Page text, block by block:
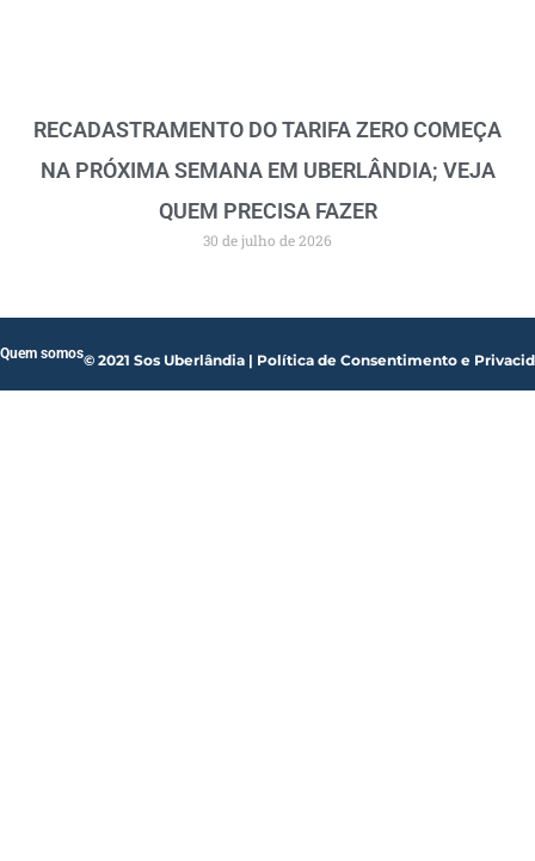
RECADASTRAMENTO DO TARIFA ZERO COMEÇA
NA PRÓXIMA SEMANA EM UBERLÂNDIA; VEJA
QUEM PRECISA FAZER
30 de julho de 2026
© 2021 Sos Uberlândia | Política de Consentimento e
Quem somos